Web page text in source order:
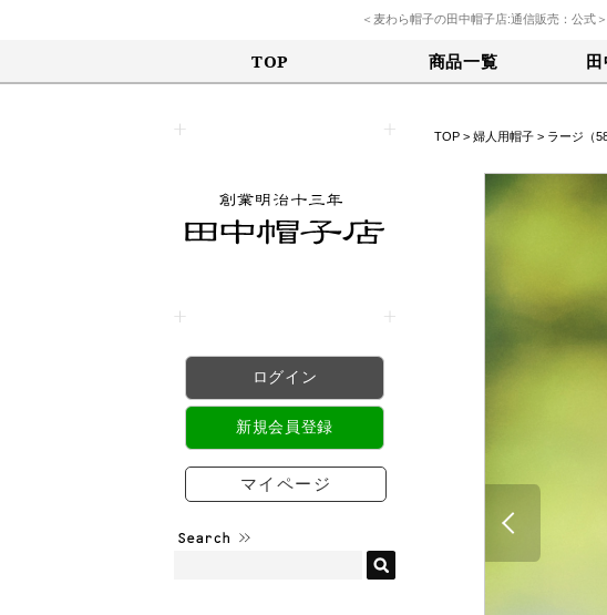
＜麦わら帽子の田中帽子店:通信販売：公式
TOP 商品一覧
ログイン
新規会員登録
マイページ
TOP > 婦人用帽子 > ラージ（